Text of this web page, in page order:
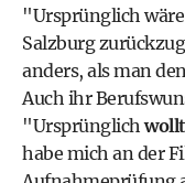
"Ursprünglich
Salzburg
anders, als man
Auch ihr
"Ursprünglich
habe mich an der